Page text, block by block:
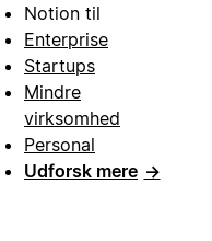
Notion til
Enterprise
Startups
Mindre
virksomhed
Personal
Udforsk mere →